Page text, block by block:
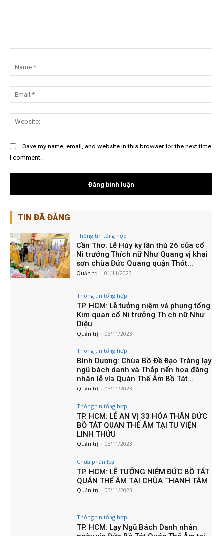
dung:
Save my name, email, and website in this browser for the next time
I comment.
TIN ĐÃ ĐĂNG
Thông tin tổng hợp
Cần Thơ: Lễ Húy kỵ lần thứ 26 của cố
Ni trưởng Thích nữ Như Quang vị khai
sơn chùa Đức Quang quận Thốt...
Quản trị - 01/11/2023
Thông tin tổng hợp
TP. HCM: Lễ tưởng niệm và phụng tống
Kim quan cố Ni trưởng Thích nữ Như
Diệu
Quản trị - 03/11/2023
Thông tin tổng hợp
Bình Dương: Chùa Bồ Đề Đạo Tràng lạy
ngũ bách danh và Thắp nến hoa đăng
nhân lễ vía Quán Thế Âm Bồ Tát...
Quản trị - 03/11/2023
Thông tin tổng hợp
TP. HCM: LỄ AN VỊ 33 HÓA THÂN ĐỨC
BỒ TÁT QUAN THẾ ÂM TẠI TU VIỆN
LINH THỨU
Quản trị - 03/11/2023
Chưa phân loại
TP. HCM: LỄ TƯỞNG NIỆM ĐỨC BỒ TÁT
QUÁN THẾ ÂM TẠI CHÙA THANH TÂM
Quản trị - 03/11/2023
Thông tin tổng hợp
TP. HCM: Lạy Ngũ Bách Danh nhân